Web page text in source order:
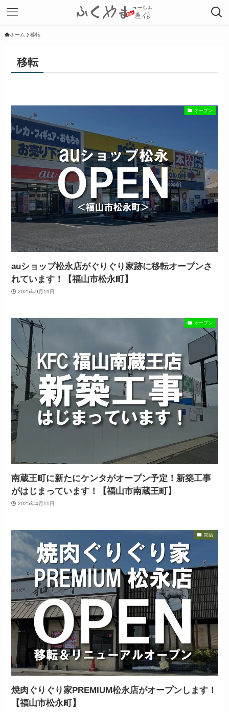
ホーム 移転
移転
オープン
auショップ松永店がぐりぐり家跡に移転オープンさ
れています！【福山市松永町】
2025年9月19日
オープン
南蔵王町に新たにケンタがオープン予定！新築工事
がはじまっています！【福山市南蔵王町】
2025年4月11日
閉店
焼肉ぐりぐり家PREMIUM松永店がオープンします！
【福山市松永町】